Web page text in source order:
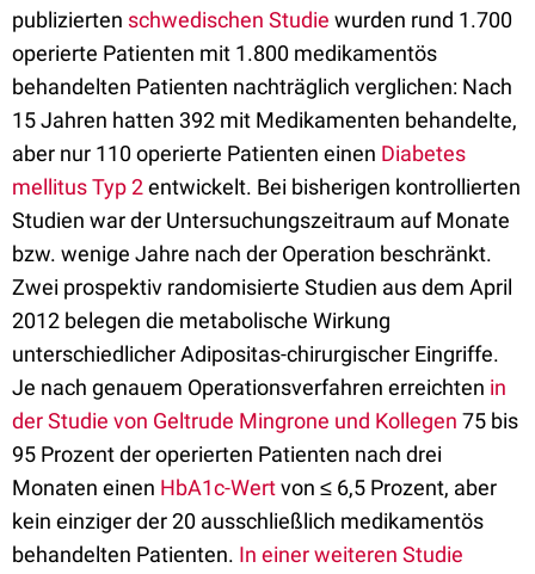
publizierten schwedischen Studie wurden rund 1.700
operierte Patienten mit 1.800 medikamentös
behandelten Patienten nachträglich verglichen: Nach
15 Jahren hatten 392 mit Medikamenten behandelte,
aber nur 110 operierte Patienten einen Diabetes
mellitus Typ 2entwickelt. Bei bisherigen kontrollierten
Studien war der Untersuchungszeitraum auf Monate
bzw. wenige Jahre nach der Operation beschränkt.
Zwei prospektiv randomisierte Studien aus dem April
2012 belegen die metabolische Wirkung
unterschiedlicher Adipositas-chirurgischer Eingriffe.
Je nach genauem Operationsverfahren erreichten in
der Studie von Geltrude Mingrone und Kollegen 75 bis
95 Prozent der operierten Patienten nach drei
Monaten einen HbA1c-Wertvon ≤ 6,5 Prozent, aber
kein einziger der 20 ausschließlich medikamentös
behandelten Patienten. In einer weiteren Studie